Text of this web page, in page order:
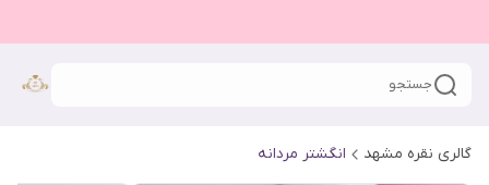
جستجو
گالری نقره مشهد انگشتر مردانه